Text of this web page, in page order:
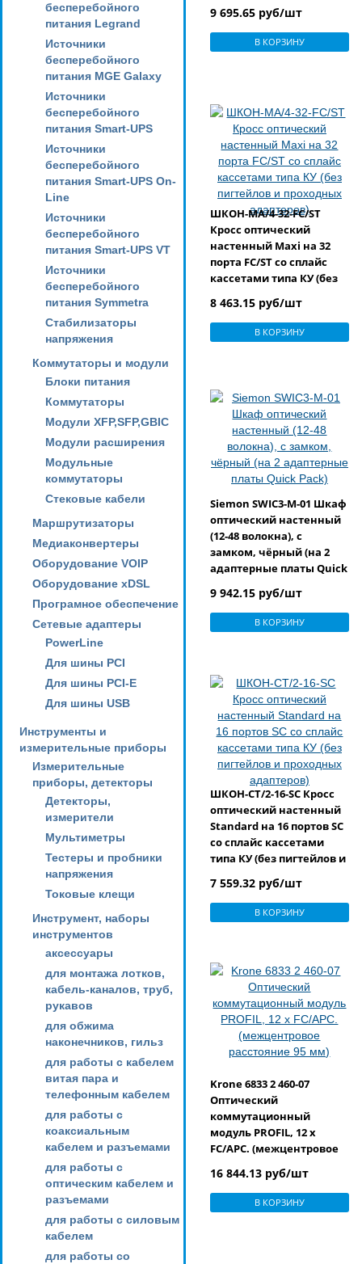
бесперебойного
питания Legrand
Источники
бесперебойного
питания MGE Galaxy
Источники
бесперебойного
питания Smart-UPS
Источники
бесперебойного
питания Smart-UPS On-
Line
Источники
бесперебойного
питания Smart-UPS VT
Источники
бесперебойного
питания Symmetra
Стабилизаторы
напряжения
Коммутаторы и модули
Блоки питания
Коммутаторы
Модули XFP,SFP,GBIC
Модули расширения
Модульные
коммутаторы
Стековые кабели
Маршрутизаторы
Медиаконвертеры
Оборудование VOIP
Оборудование xDSL
Програмное обеспечение
Сетевые адаптеры
PowerLine
Для шины PCI
Для шины PCI-E
Для шины USB
Инструменты и
измерительные приборы
Измерительные
приборы, детекторы
Детекторы,
измерители
Мультиметры
Тестеры и пробники
напряжения
Токовые клещи
Инструмент, наборы
инструментов
аксессуары
для монтажа лотков,
кабель-каналов, труб,
рукавов
для обжима
наконечников, гильз
для работы с кабелем
витая пара и
телефонным кабелем
для работы с
коаксиальным
кабелем и разъемами
для работы с
оптическим кабелем и
разъемами
для работы с силовым
кабелем
для работы со
адаптеров)
9 695.65 руб/шт
В КОРЗИНУ
ШКОН-MA/4-32-FC/ST
Кросс оптический
настенный Maxi на 32
порта FC/ST со сплайс
кассетами типа КУ (без
адаптеров)
8 463.15 руб/шт
В КОРЗИНУ
Siemon SWIC3-M-01 Шкаф
оптический настенный
(12-48 волокна), с
замком, чёрный (на 2
адаптерные платы Quick
9 942.15 руб/шт
В КОРЗИНУ
ШКОН-СТ/2-16-SC Кросс
оптический настенный
Standard на 16 портов SC
со сплайс кассетами
типа КУ (без пигтейлов и
7 559.32 руб/шт
В КОРЗИНУ
Krone 6833 2 460-07
Оптический
коммутационный
модуль PROFIL, 12 х
FC/APC. (межцентровое
16 844.13 руб/шт
В КОРЗИНУ